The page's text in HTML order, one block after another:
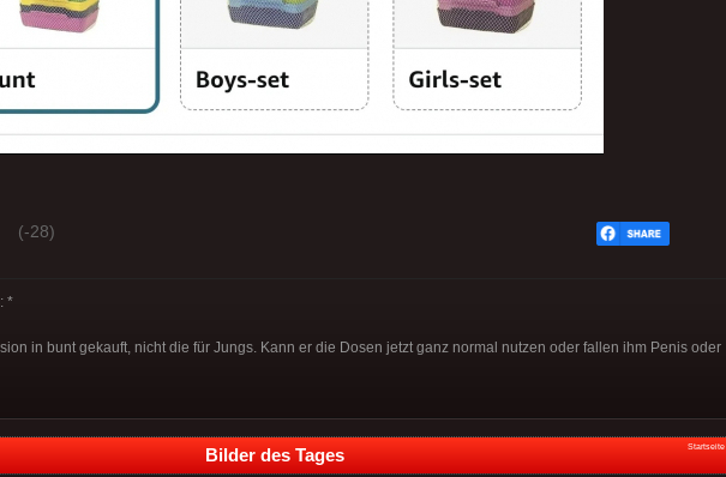
(-28)
*
in bunt gekauft, nicht die für Jungs. Kann er die Dosen jetzt ganz normal nutzen oder fallen ihm Penis oder
Bilder des Tages Startseite